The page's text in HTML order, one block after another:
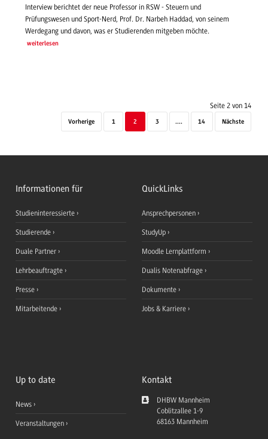
Interview berichtet der neue Professor in RSW - Steuern und
Prüfungswesen und Sport-Nerd, Prof. Dr. Narbeh Haddad, von seinem
Werdegang und davon, was er Studierenden mitgeben möchte.
weiterlesen
Seite 2 von 14
Vorherige 1 2 3 .... 14 Nächste
Informationen für
Studieninteressierte
Studierende
Duale Partner
Lehrbeauftragte
Presse
Mitarbeitende
QuickLinks
Ansprechpersonen
StudyUp
Moodle Lernplattform
Dualis Notenabfrage
Dokumente
Jobs & Karriere
Up to date
News
Veranstaltungen
Kontakt
DHBW Mannheim
Coblitzallee 1-9
68163 Mannheim